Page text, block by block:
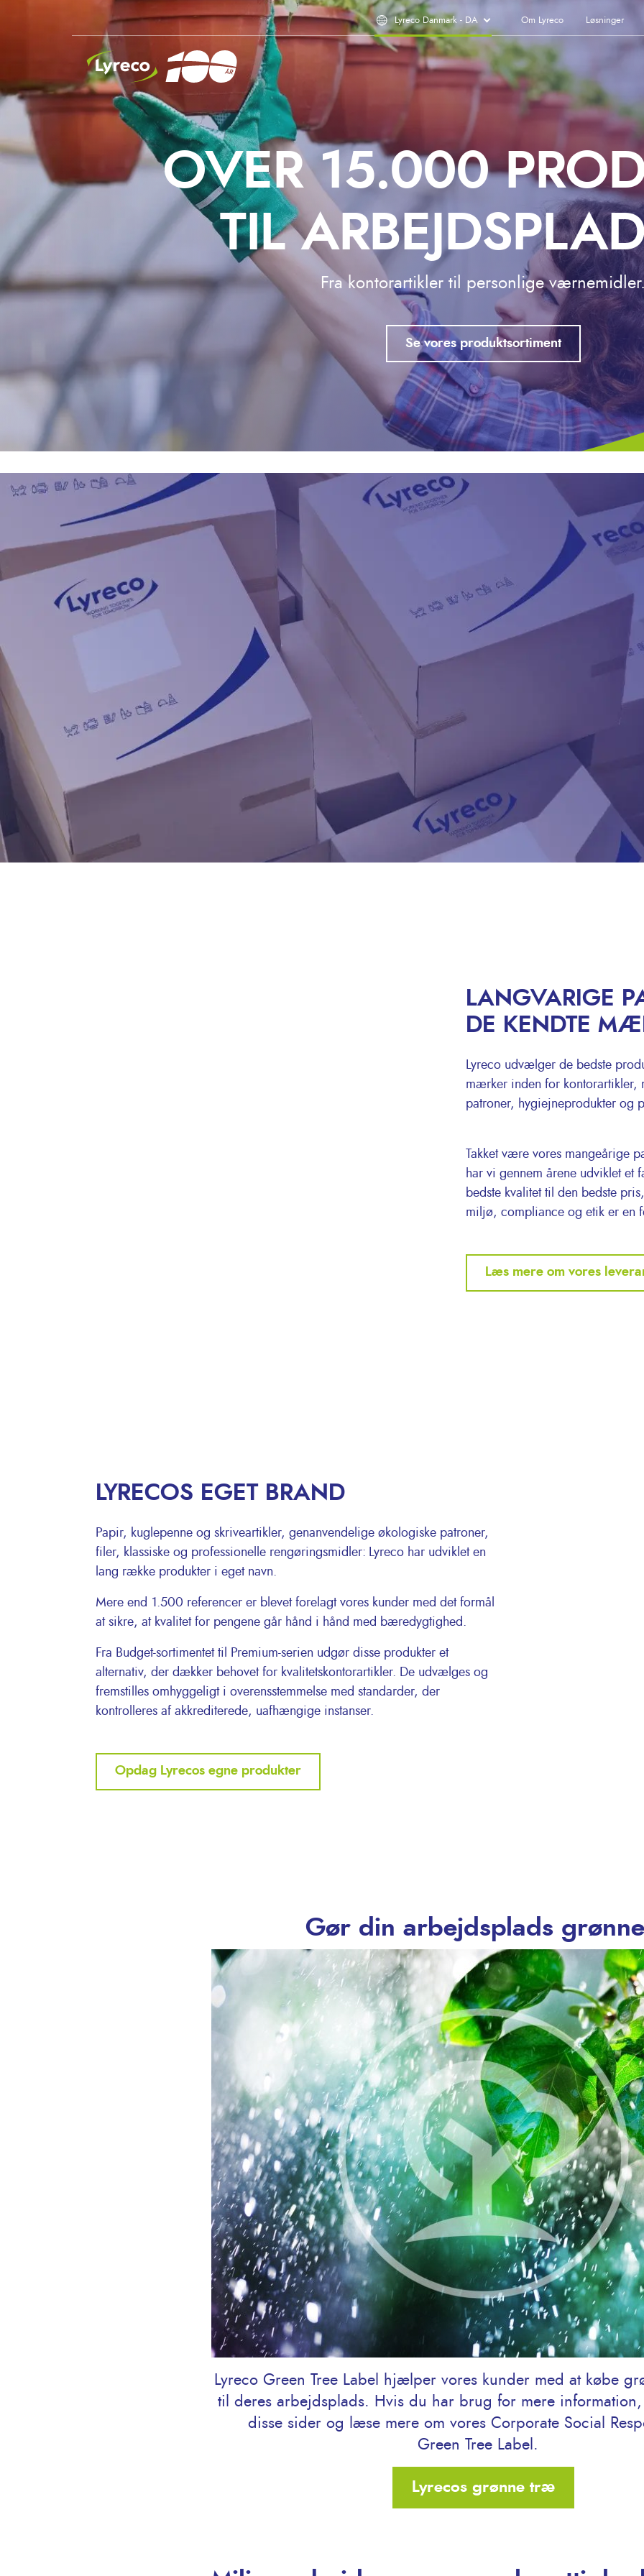
Lyreco Danmark - DA Om Lyreco Løsninger
INSIDE LYRECO
OVER 15.000
TIL
Fra kontorartikler til personlige
Se vores produktsortiment
LANGVARIGE
DE KENDTE
Lyreco udvælger de bedste
mærker inden for kontorartikler,
patroner, hygiejneprodukter og
Takket være vores mangeårige
har vi gennem årene udviklet et
bedste kvalitet til den bedste
miljø, compliance og etik er en
Læs mere om vores
LYRECOS EGET BRAND
Papir, kuglepenne og skriveartikler, genanvendelige økologiske patroner,
filer, klassiske og professionelle rengøringsmidler: Lyreco har udviklet en
lang række produkter i eget navn.
Mere end 1.500 referencer er blevet forelagt vores kunder med det formål
at sikre, at kvalitet for pengene går hånd i hånd med bæredygtighed.
Fra Budget-sortimentet til Premium-serien udgør disse produkter et
alternativ, der dækker behovet for kvalitetskontorartikler. De udvælges og
fremstilles omhyggeligt i overensstemmelse med standarder, der
kontrolleres af akkrediterede, uafhængige instanser.
Opdag Lyrecos egne produkter
Gør din arbejdsplads
Lyreco Green Tree Label hjælper vores kunder med at købe
til deres arbejdsplads. Hvis du har brug for mere
disse sider og læse mere om vores Corporate Social
Green Tree Label.
Lyrecos grønne træ